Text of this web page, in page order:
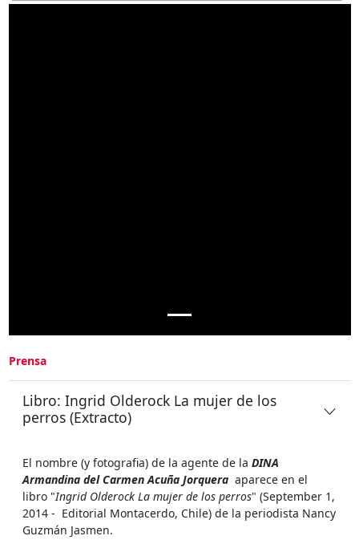
Prensa
Libro: Ingrid Olderock La mujer de los
perros (Extracto)
El nombre (y fotografia) de la agente de la DINA
Armandina del Carmen Acuña Jorquera aparece en el
libro "Ingrid Olderock La mujer de los perros" (September 1,
2014 - Editorial Montacerdo, Chile) de la periodista Nancy
Guzmán Jasmen.